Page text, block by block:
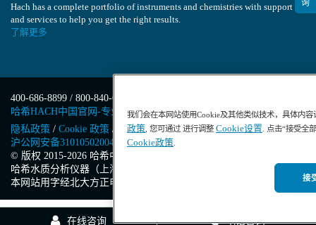
Hach has a complete portfolio of instruments and chemistries with support
and services to help you get the right results.
了解更多
400-686-8899 / 800-840-6026
哈希HACH中国官网-专业水质分析仪器
隐私政策 / Cookie 政策 / Cookie 设置/沪ICP备13034148号-4/
沪公网安备31010502004971号/沪(浦)应急管危经许[2023]201871
© 版权 2015-2026 哈希中国版权所有
哈希水质分析仪器（上海）有限公司
本网站用字经北大方正电子有限公司授权许可
在线咨询 电话咨询
我们会在本网站使用Cookie及其他类似技术，具体内
政策, 您可通过 进行调整 Cookie设置. 点击“接受全
Cookie政策.
接